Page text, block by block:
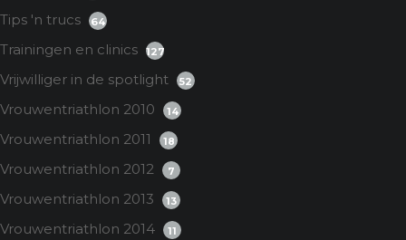
Tips 'n trucs 64
Trainingen en clinics 127
Vrijwilliger in de spotlight 52
Vrouwentriathlon 2010 14
Vrouwentriathlon 2011 18
Vrouwentriathlon 2012 7
Vrouwentriathlon 2013 13
Vrouwentriathlon 2014 11